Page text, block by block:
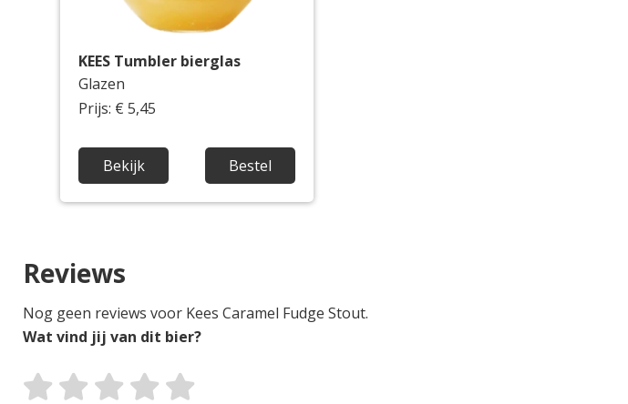
KEES Tumbler bierglas
Glazen
Prijs: € 5,45
Bekijk Bestel
Reviews
Nog geen reviews voor Kees Caramel Fudge Stout.
Wat vind jij van dit bier?